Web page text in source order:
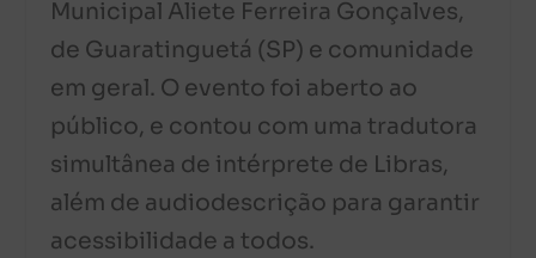
Municipal Aliete Ferreira Gonçalves,
de Guaratinguetá (SP) e comunidade
em geral. O evento foi aberto ao
público, e contou com uma tradutora
simultânea de intérprete de Libras,
além de audiodescrição para garantir
acessibilidade a todos.